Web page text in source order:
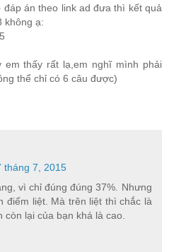
án theo link ad đưa thì kết quả
không ạ:
em thấy rất lạ,em nghĩ mình phải
thể chỉ có 6 câu được)
tháng 7, 2015
vì chỉ đúng đúng 37%. Nhưng
điểm liệt. Mà trên liệt thì chắc là
lại của bạn khá là cao.